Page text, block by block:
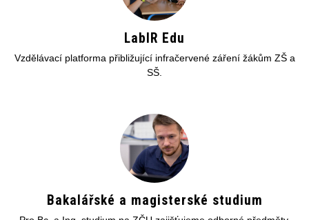
LabIR Edu
Vzdělávací platforma přibližující infračervené záření žákům ZŠ a
SŠ.
Bakalářské a magisterské studium